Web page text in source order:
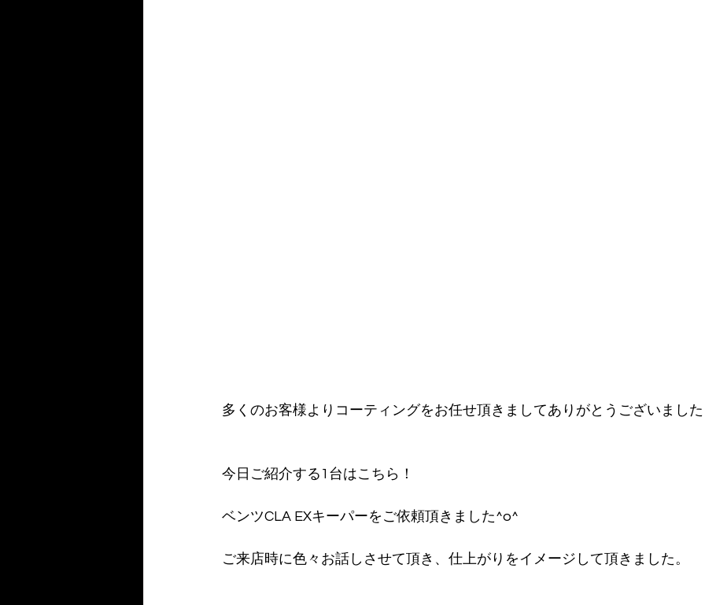
多くのお客様よりコーティングをお任せ頂きましてありがとうございまし
今日ご紹介する1台はこちら！
ベンツCLA EXキーパーをご依頼頂きました^o^
ご来店時に色々お話しさせて頂き、仕上がりをイメージして頂きました。